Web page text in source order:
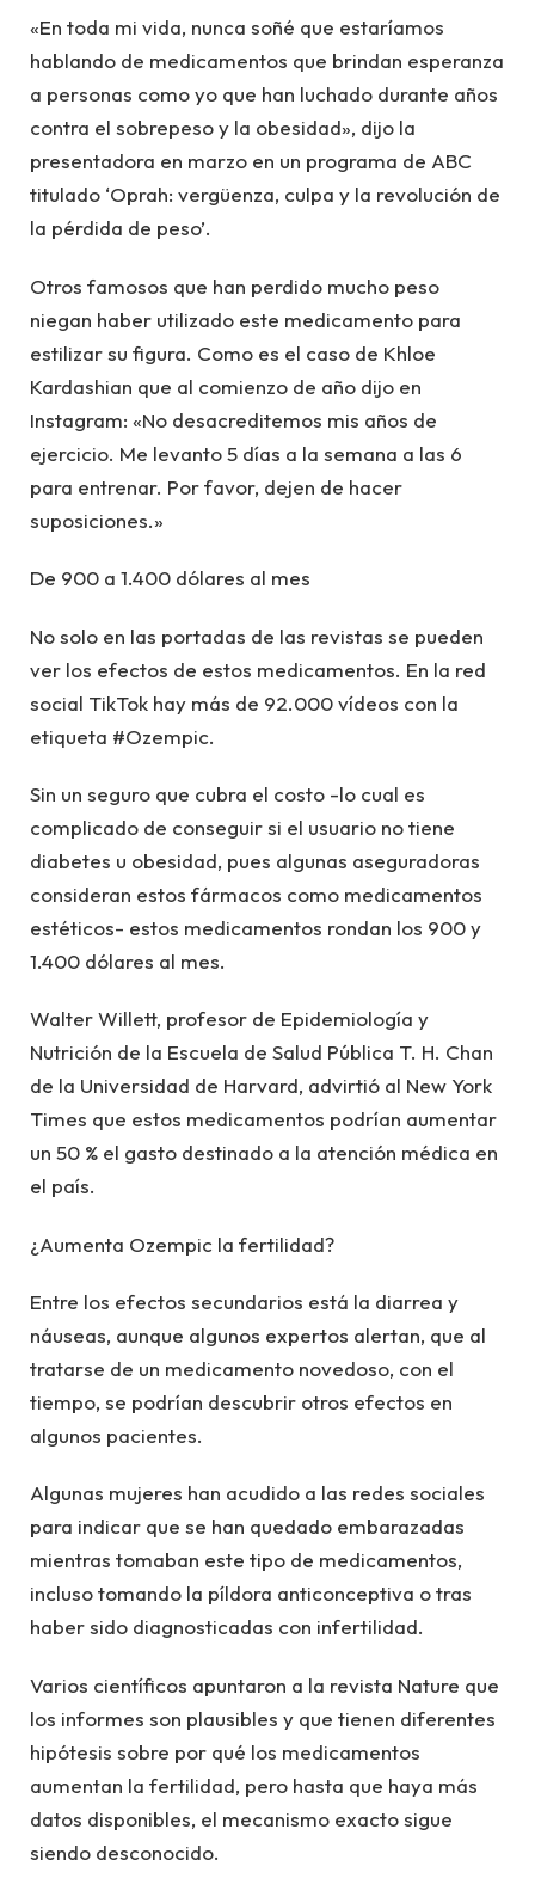
«En toda mi vida, nunca soñé que estaríamos
hablando de medicamentos que brindan esperanza
a personas como yo que han luchado durante años
contra el sobrepeso y la obesidad», dijo la
presentadora en marzo en un programa de ABC
titulado ‘Oprah: vergüenza, culpa y la revolución de
la pérdida de peso’.
Otros famosos que han perdido mucho peso
niegan haber utilizado este medicamento para
estilizar su figura. Como es el caso de Khloe
Kardashian que al comienzo de año dijo en
Instagram: «No desacreditemos mis años de
ejercicio. Me levanto 5 días a la semana a las 6
para entrenar. Por favor, dejen de hacer
suposiciones.»
De 900 a 1.400 dólares al mes
No solo en las portadas de las revistas se pueden
ver los efectos de estos medicamentos. En la red
social TikTok hay más de 92.000 vídeos con la
etiqueta #Ozempic.
Sin un seguro que cubra el costo -lo cual es
complicado de conseguir si el usuario no tiene
diabetes u obesidad, pues algunas aseguradoras
consideran estos fármacos como medicamentos
estéticos- estos medicamentos rondan los 900 y
1.400 dólares al mes.
Walter Willett, profesor de Epidemiología y
Nutrición de la Escuela de Salud Pública T. H. Chan
de la Universidad de Harvard, advirtió al New York
Times que estos medicamentos podrían aumentar
un 50 % el gasto destinado a la atención médica en
el país.
¿Aumenta Ozempic la fertilidad?
Entre los efectos secundarios está la diarrea y
náuseas, aunque algunos expertos alertan, que al
tratarse de un medicamento novedoso, con el
tiempo, se podrían descubrir otros efectos en
algunos pacientes.
Algunas mujeres han acudido a las redes sociales
para indicar que se han quedado embarazadas
mientras tomaban este tipo de medicamentos,
incluso tomando la píldora anticonceptiva o tras
haber sido diagnosticadas con infertilidad.
Varios científicos apuntaron a la revista Nature que
los informes son plausibles y que tienen diferentes
hipótesis sobre por qué los medicamentos
aumentan la fertilidad, pero hasta que haya más
datos disponibles, el mecanismo exacto sigue
siendo desconocido.